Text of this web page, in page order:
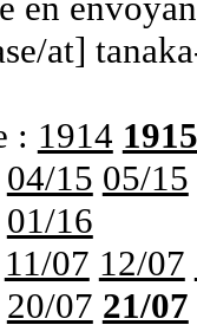
at]
: 1914 1915
04/15 05/15
01/16
11/07 12/07
20/07 21/07